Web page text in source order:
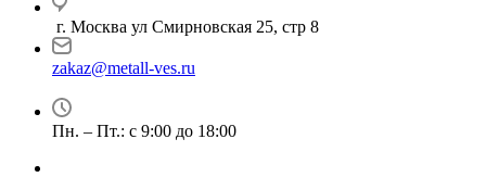
г. Москва ул Смирновская 25, стр 8
zakaz@metall-ves.ru
Пн. – Пт.: с 9:00 до 18:00